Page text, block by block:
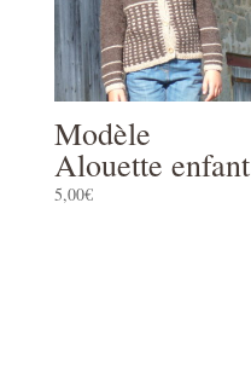
Modèle
Alouette enfant
5,00€